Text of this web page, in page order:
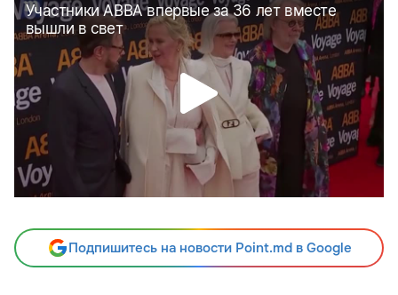
Подпишитесь на новости Point.md в Google